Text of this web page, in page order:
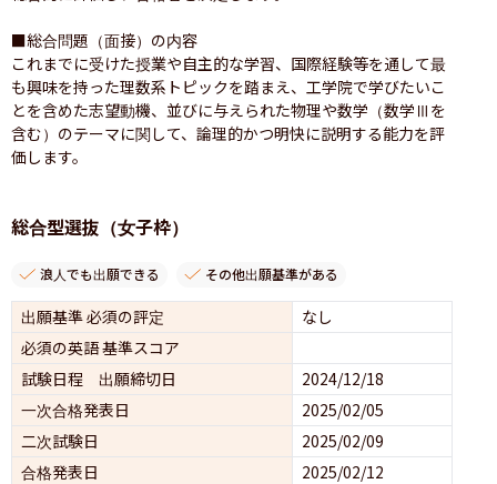
■総合問題（面接）の内容
これまでに受けた授業や自主的な学習、国際経験等を通して最
も興味を持った理数系トピックを踏まえ、工学院で学びたいこ
とを含めた志望動機、並びに与えられた物理や数学（数学Ⅲを
含む）のテーマに関して、論理的かつ明快に説明する能力を評
価します。
総合型選抜（女子枠）
浪人でも出願できる その他出願基準がある
出願基準 必須の評定
なし
必須の英語 基準スコア
試験日程 出願締切日
2024/12/18
一次合格発表日
2025/02/05
二次試験日
2025/02/09
合格発表日
2025/02/12